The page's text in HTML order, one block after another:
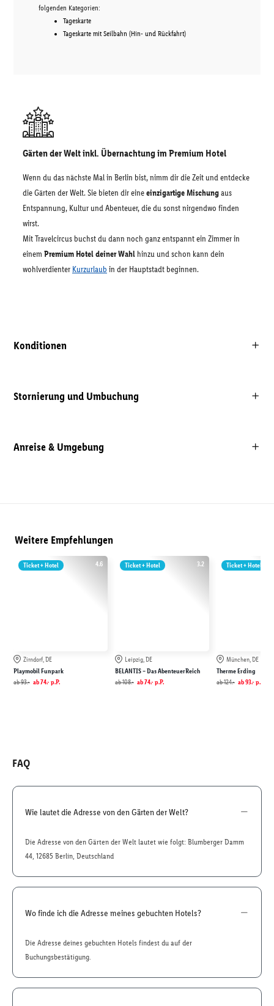
folgenden Kategorien:
Tageskarte
Tageskarte mit Seilbahn (Hin- und Rückfahrt)
Gärten der Welt inkl. Übernachtung im Premium Hotel
Wenn du das nächste Mal in Berlin bist, nimm dir die Zeit und entdecke
die Gärten der Welt. Sie bieten dir eineeinzigartige Mischungaus
Entspannung, Kultur und Abenteuer, die du sonst nirgendwo finden
wirst.
Mit Travelcircus buchst du dann noch ganz entspannt ein Zimmer in
einem Premium Hotel deiner Wahl hinzu und schon kann dein
wohlverdienter Kurzurlaub in der Hauptstadt beginnen.
Konditionen
Stornierung und Umbuchung
Anreise & Umgebung
Weitere Empfehlungen
4.6
Ticket + Hotel
Zirndorf, DE
Playmobil Funpark
ab93.- ab74.- p.P.
3.2
Ticket + Hotel
Leipzig, DE
BELANTIS – Das AbenteuerReich
ab108.- ab74.- p.P.
Ticket + Hotel
München, DE
Therme Erding
ab124.- ab93.- p.P.
FAQ
Wie lautet die Adresse von den Gärten der Welt?
Die Adresse von den Gärten der Welt lautet wie folgt: Blumberger Damm
44, 12685 Berlin, Deutschland
Wo finde ich die Adresse meines gebuchten Hotels?
Die Adresse deines gebuchten Hotels findest du auf der
Buchungsbestätigung.